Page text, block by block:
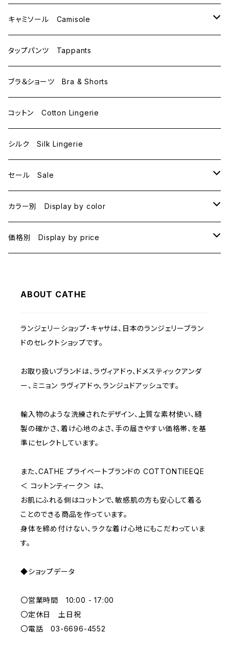
C70
C75
D65
D70
E70
M
L
キャミソール Camisole
M
L
タップパンツ Tappants
ブラ＆ショーツ Bra & Shorts
コットン Cotton Lingerie
シルク Silk Lingerie
セール Sale
B70
B75
C70
C75
E70
カラー別 Display by color
BLACK
BEIGE
NAVY
YELLOW
PURPLE
BLUE
ORANGE
GRAY
価格別 Display by price
1000~
2000~
5000~
ABOUT CATHE
ランジェリーショップ・キャサは、日本のランジェリーブラン
ドのセレクトショップです。
お取り扱いブランドは、ラヴィアドゥ、ドメスティックアンダ
ー、ミニョン ラヴィアドゥ、ランジュドアッシュです。
輸入物のような洗練されたデザイン、上質な素材使い、縫
製の確かさ、着け心地のよさ、手の届きやすい価格帯、を基
準にセレクトしています。
また、CATHE プライベートブランドの COTTONTIEEQE
＜ コットンティーク＞ は、
お肌にふれる側はコットンで、敏感肌の方も安心して着る
ことのできる商品を作っています。
身体を締め付けない、ラクな着け心地にもこだわっていま
す。
◆ショップデータ
〇営業時間 10:00 - 17:00
〇定休日 土日祝
〇電話 03-6696-4552